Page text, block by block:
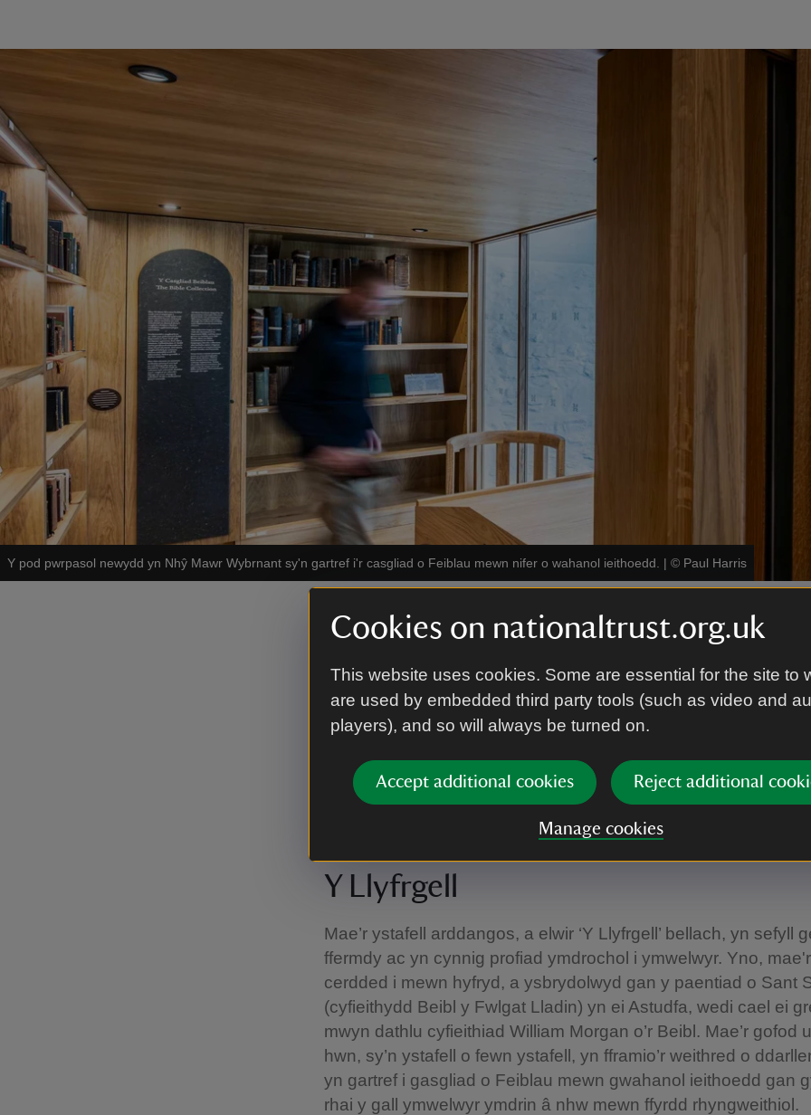
Cookies on nationaltrust.org.uk
This website uses cookies. Some are essential for the site to
are used by embedded third party tools (such as video and
players), and so will always be turned on.
Accept additional cookies Reject additional
Manage cookies
Y pod pwrpasol newydd yn Nhŷ Mawr Wybrnant sy'n gartref i'r casgliad o Feiblau mewn nifer o wahanol ieithoedd. | © Paul Harris
Ffermdy
Dewch i gael golwg o gwmpas yffermdy
bychan ond
yma o’r 16eg ganrif a oedd yn fan geni’r Esgob William Morgan
wrthi am 10 mlynedd yn cyfieithu’r Beibl i’r Gymraeg ac sydd
Bydd aelod o staff wrth law i adrodd ychydig am ei hanes ac i
Y Llyfrgell
Mae’r ystafell arddangos, a elwir ‘Y Llyfrgell’ bellach, yn sefyll
ffermdy ac yn cynnig profiad ymdrochol i ymwelwyr. Yno, mae'r
cerdded i mewn hyfryd, a ysbrydolwyd gan y paentiad o Sant
(cyfieithydd Beibl y Fwlgat Lladin) yn ei Astudfa, wedi cael ei
mwyn dathlu cyfieithiad William Morgan o’r Beibl. Mae’r gofod
hwn, sy’n ystafell o fewn ystafell, yn fframio’r weithred o
yn gartref i gasgliad o Feiblau mewn gwahanol ieithoedd gan
rhai y gall ymwelwyr ymdrin â nhw mewn ffyrdd rhyngweithiol.